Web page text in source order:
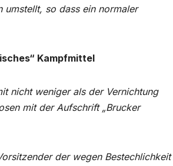
so dass ein normaler
Kampfmittel
nicht weniger als der Vernichtung
mit der Aufschrift „Brucker
der wegen Bestechlichkeit